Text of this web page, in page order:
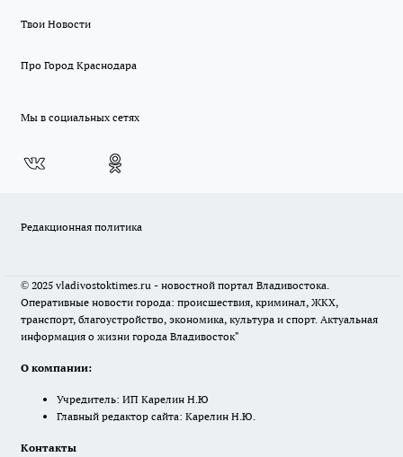
Твои Новости
Про Город Краснодара
Мы в социальных сетях
Редакционная политика
© 2025 vladivostoktimes.ru - новостной портал Владивостока.
Оперативные новости города: происшествия, криминал, ЖКХ,
транспорт, благоустройство, экономика, культура и спорт. Актуальная
информация о жизни города Владивосток"
О компании:
Учредитель: ИП Карелин Н.Ю
Главный редактор сайта: Карелин Н.Ю.
Контакты